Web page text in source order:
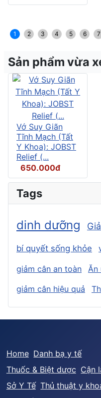
1 2 3 4 5 6 7
Sản phẩm vừa
Vớ Suy Giãn
Tĩnh Mạch (Tất
Y Khoa): JOBST
Relief (...
650.000đ
Tags
dinh dưỡng
bí quyết sống khỏe
giảm cân an toàn
Ăn
giảm cân hiệu quả
Home Danh bạ y tế
Thuốc & Biệt dược Cận
Sở Y Tế Thủ thuật y